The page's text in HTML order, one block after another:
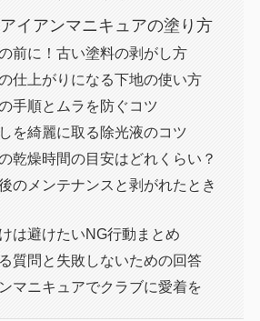
イアンマニキュアの塗り方
前に！古い塗料の剥がし方
仕上がりになる下地の使い方
手順とムラを防ぐコツ
を綺麗に取る除光液のコツ
乾燥時間の目安はどれくらい？
のメンテナンスと剥がれたとき
は避けたいNG行動まとめ
質問と失敗しないための回答
マニキュアでクラブに愛着を